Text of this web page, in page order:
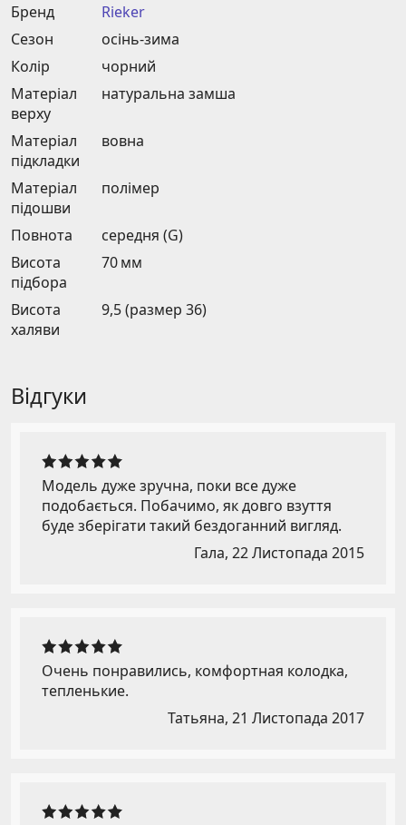
Бренд
Rieker
Сезон
осінь-зима
Колір
чорний
Матеріал
верху
натуральна замша
Матеріал
підкладки
вовна
Матеріал
підошви
полімер
Повнота
середня (G)
Висота
підбора
70 мм
Висота
халяви
9,5 (размер 36)
Відгуки
Модель дуже зручна, поки все дуже
подобається. Побачимо, як довго взуття
буде зберігати такий бездоганний вигляд.
Гала, 22 Листопада 2015
Очень понравились, комфортная колодка,
тепленькие.
Татьяна, 21 Листопада 2017